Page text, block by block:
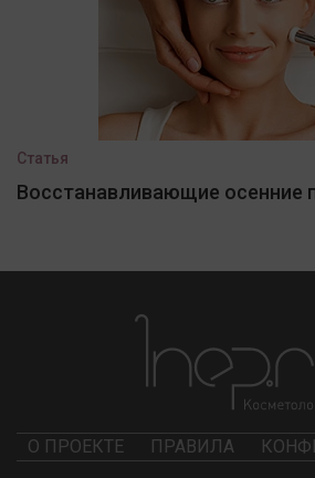
Статья
Восстанавливающие осенние
О ПРОЕКТЕ ПРАВИЛА